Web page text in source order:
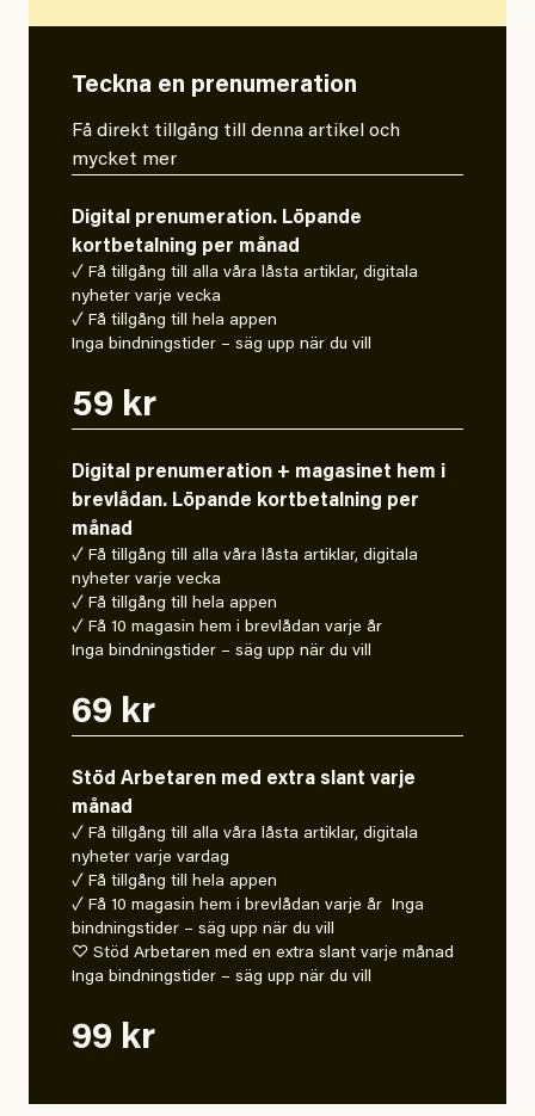
Teckna en prenumeration
Få direkt tillgång till denna artikel och
mycket mer
Digital prenumeration. Löpande
kortbetalning per månad
✓ Få tillgång till alla våra låsta artiklar, digitala
nyheter varje vecka
✓ Få tillgång till hela appen
Inga bindningstider – säg upp när du vill
59 kr
Digital prenumeration + magasinet hem i
brevlådan. Löpande kortbetalning per
månad
✓ Få tillgång till alla våra låsta artiklar, digitala
nyheter varje vecka
✓ Få tillgång till hela appen
✓ Få 10 magasin hem i brevlådan varje år
Inga bindningstider – säg upp när du vill
69 kr
Stöd Arbetaren med extra slant varje
månad
✓ Få tillgång till alla våra låsta artiklar, digitala
nyheter varje vardag
✓ Få tillgång till hela appen
✓ Få 10 magasin hem i brevlådan varje år Inga
bindningstider – säg upp när du vill
♡ Stöd Arbetaren med en extra slant varje månad
Inga bindningstider – säg upp när du vill
99 kr